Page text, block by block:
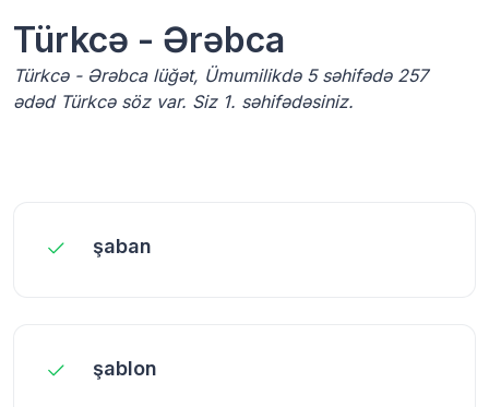
Türkcə - Ərəbca
Türkcə - Ərəbca lüğət, Ümumilikdə 5 səhifədə 257
ədəd Türkcə söz var. Siz 1. səhifədəsiniz.
şaban
şablon